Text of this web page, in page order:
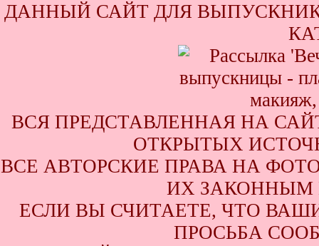
ДАННЫЙ САЙТ ДЛЯ
ВСЯ ПРЕДСТАВЛЕННАЯ НА
ОТКРЫТЫХ
ВСЕ АВТОРСКИЕ ПРАВА НА
ИХ ЗАКОННЫМ
ЕСЛИ ВЫ СЧИТАЕТЕ, ЧТО
ПРОСЬБА